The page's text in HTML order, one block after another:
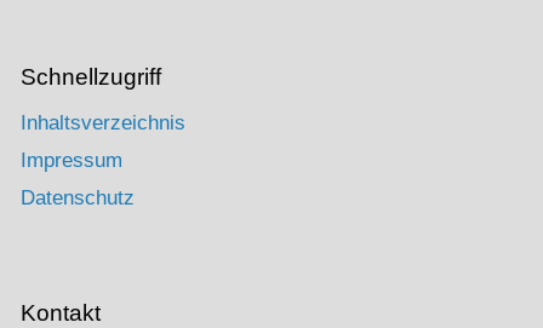
Schnellzugriff
Inhaltsverzeichnis
Impressum
Datenschutz
Kontakt